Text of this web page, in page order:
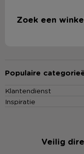
Zoek een
Populaire
Klantendienst
Inspiratie
Veilig